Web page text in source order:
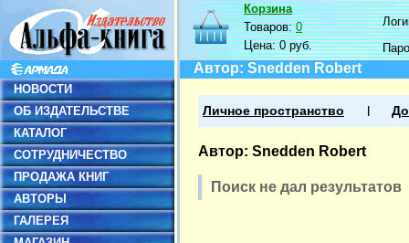
НОВОСТИ
ОБ ИЗДАТЕЛЬСТВЕ
КАТАЛОГ
СОТРУДНИЧЕСТВО
ПРОДАЖА КНИГ
АВТОРЫ
ГАЛЕРЕЯ
Корзина
Товаров:0
Цена:0 руб.
Автор: Snedden Robert
Личное пространство
Автор: Snedden Robert
Поиск не дал результатов